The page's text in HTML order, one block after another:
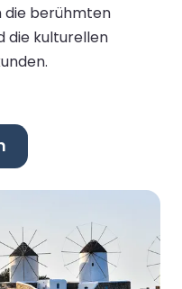
die berühmten
die kulturellen